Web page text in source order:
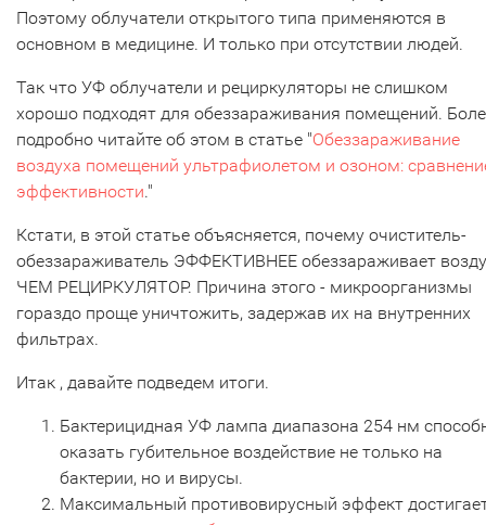
Поэтому облучатели открытого типа применяются в
основном в медицине. И только при отсутствии людей.
Так что УФ облучатели и рециркуляторы не слишком
хорошо подходят для обеззараживания помещений.
подробно читайте об этом в статье "Обеззараживание
воздуха помещений ультрафиолетом и озоном:
эффективности."
Кстати, в этой статье объясняется, почему очиститель-
обеззараживатель ЭФФЕКТИВНЕЕ обеззараживает
ЧЕМ РЕЦИРКУЛЯТОР. Причина этого - микроорганизмы
гораздо проще уничтожить, задержав их на внутренних
фильтрах.
Итак , давайте подведем итоги.
Бактерицидная УФ лампа диапазона 254 нм
оказать губительное воздействие не только на
бактерии, но и вирусы.
Максимальный противовирусный эффект